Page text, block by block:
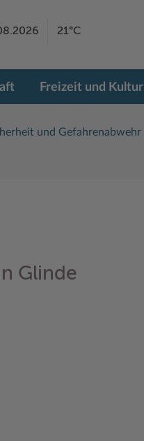
21°C
Freizeit und Kultur
und Gefahrenabwehr
Glinde